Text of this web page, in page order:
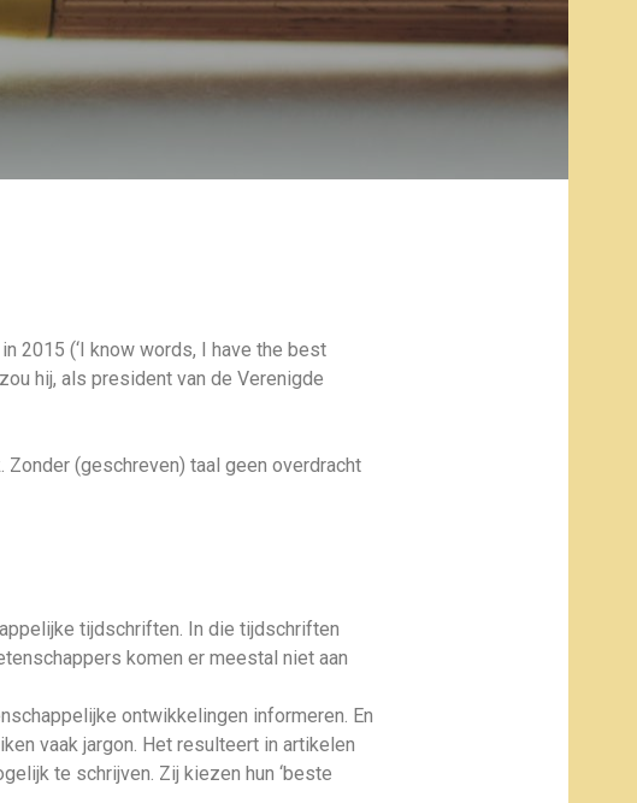
2015 (‘I know words, I have the best
hij, als president van de Verenigde
Zonder (geschreven) taal geen overdracht
tijdschriften. In die tijdschriften
komen er meestal niet aan
ontwikkelingen informeren. En
vaak jargon. Het resulteert in artikelen
te schrijven. Zij kiezen hun ‘beste